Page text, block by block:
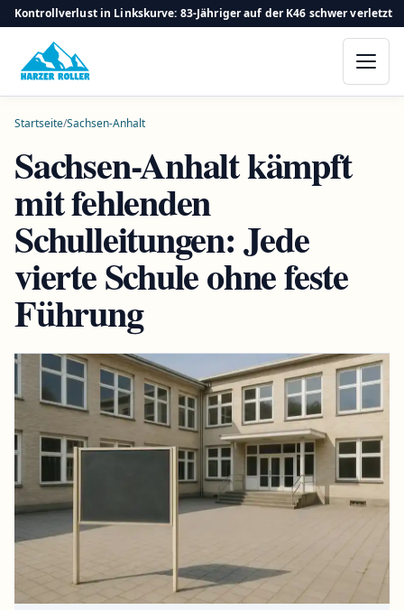
Kontrollverlust in Linkskurve: 83-Jähriger auf der K46 schwer verletzt
Startseite/Sachsen-Anhalt
Sachsen-Anhalt kämpft
mit fehlenden
Schulleitungen: Jede
vierte Schule ohne feste
Führung